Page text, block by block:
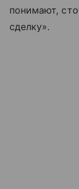
понимают,
сделку».